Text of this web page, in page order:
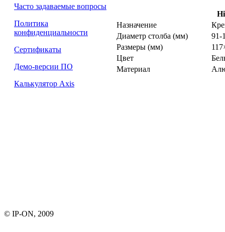
Часто задаваемые вопросы
Политика
конфиденциальности
Сертификаты
Демо-версии ПО
Калькулятор Axis
Назначение
Диаметр столба (мм)
91-
Размеры (мм)
Цвет
Материал
© IP-ON, 2009